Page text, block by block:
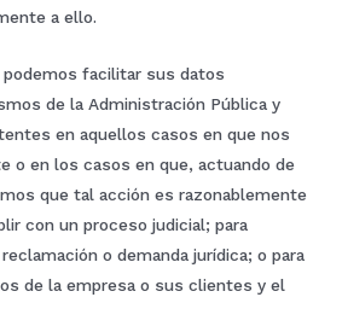
a ello.
facilitar sus datos
de la Administración Pública y
en aquellos casos en que nos
o en los casos en que, actuando de
que tal acción es razonablemente
con un proceso judicial; para
o demanda jurídica; o para
de la empresa o sus clientes y el